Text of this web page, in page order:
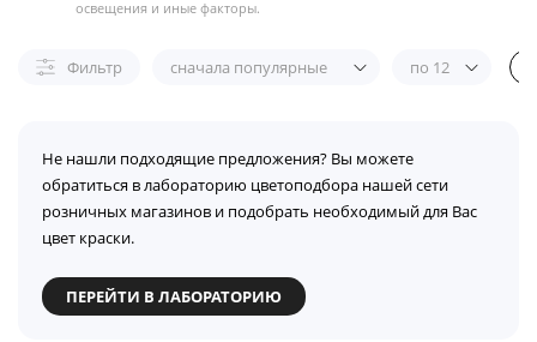
освещения и иные факторы.
Фильтр сначала популярные по 12
Не нашли подходящие предложения? Вы можете
обратиться в лабораторию цветоподбора нашей сети
розничных магазинов и подобрать необходимый для Вас
цвет краски.
ПЕРЕЙТИ В ЛАБОРАТОРИЮ